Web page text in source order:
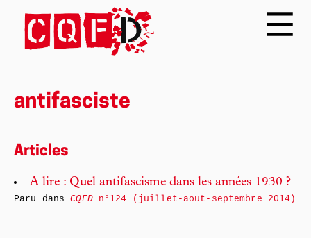
antifasciste
Articles
A lire : Quel antifascisme dans les années 1930 ?
Paru dansCQFDn°124 (juillet-aout-septembre 2014)